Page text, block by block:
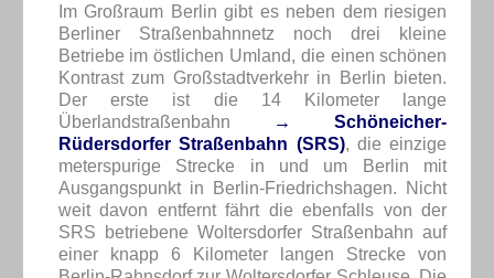
Im Großraum Berlin gibt es neben dem riesigen
Berliner Straßenbahnnetz noch drei kleine
Betriebe im östlichen Umland, die einen schönen
Kontrast zum Großstadtverkehr in Berlin bieten.
Der erste ist die 14 Kilometer lange
Überlandstraßenbahn
→ Schöneicher-
Rüdersdorfer Straßenbahn (SRS), die einzige
meterspurige Strecke in und um Berlin mit
Ausgangspunkt in Berlin-Friedrichshagen. Nicht
weit davon entfernt fährt die ebenfalls von der
SRS betriebene Woltersdorfer Straßenbahn auf
einer knapp 6 Kilometer langen Strecke von